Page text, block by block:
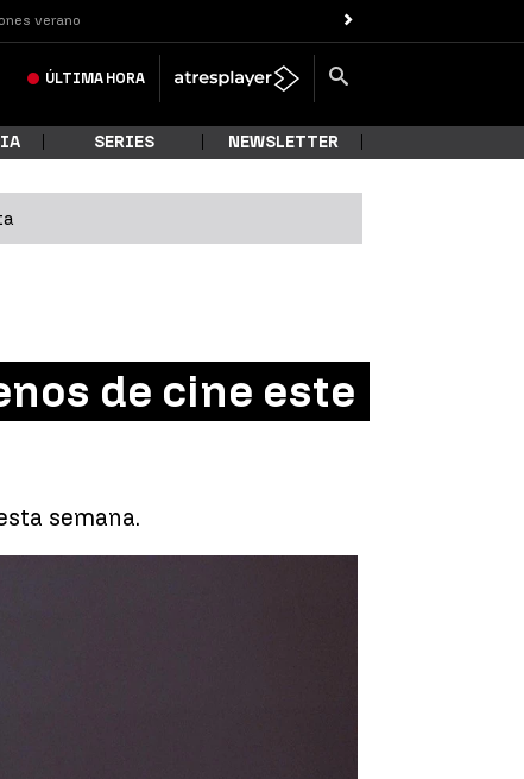
verano
ÚLTIMA HORA
SERIES NEWSLETTER
de cine este
semana.
de cine este viernes |